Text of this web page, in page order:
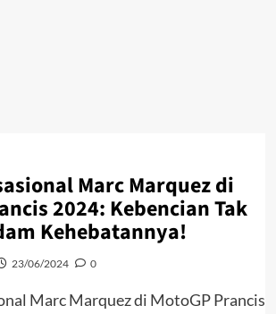
Marc Marquez di
2024: Kebencian Tak
Kehebatannya!
23/06/2024 0